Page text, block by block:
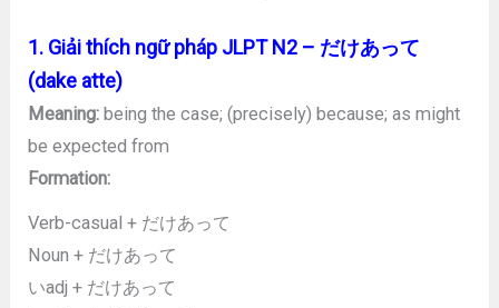
1. Giải thích ngữ pháp JLPT N2 – だけあって
(dake atte)
Meaning: being the case; (precisely) because; as might
be expected from
Formation:
Verb-casual + だけあって
Noun + だけあって
いadj + だけあって